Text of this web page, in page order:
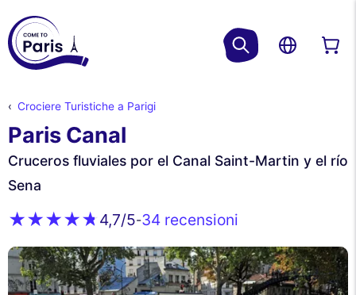
Crociere Turistiche a Parigi
Paris Canal
Cruceros fluviales por el Canal Saint-Martin y el río
Sena
4,7/5-34 recensioni